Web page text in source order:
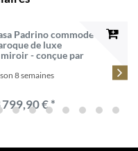
Padrino commode
de luxe
miroir - conçue par
8 semaines
799,90 € *